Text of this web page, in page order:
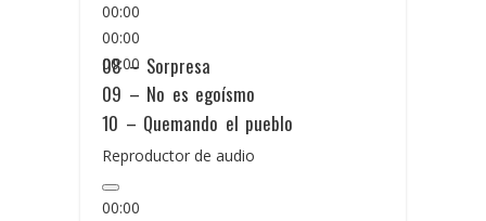
00:00
00:00
00:00
08 – Sorpresa
09 – No es egoísmo
10 – Quemando el pueblo
Reproductor de audio
00:00